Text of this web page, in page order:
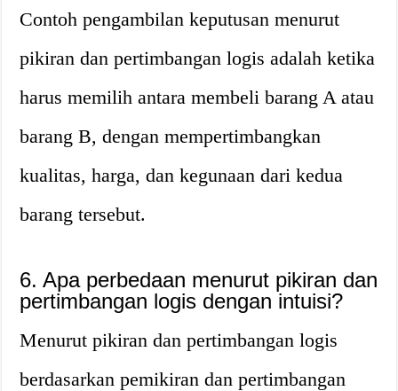
Contoh pengambilan keputusan menurut
pikiran dan pertimbangan logis adalah ketika
harus memilih antara membeli barang A atau
barang B, dengan mempertimbangkan
kualitas, harga, dan kegunaan dari kedua
barang tersebut.
6. Apa perbedaan menurut pikiran dan
pertimbangan logis dengan intuisi?
Menurut pikiran dan pertimbangan logis
berdasarkan pemikiran dan pertimbangan